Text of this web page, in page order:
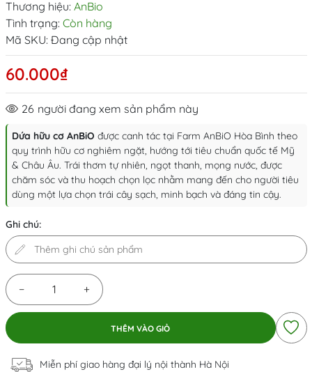
Thương hiệu: AnBio
Tình trạng: Còn hàng
Mã SKU: Đang cập nhật
60.000₫
26 người đang xem sản phẩm này
Dứa hữu cơ AnBiO được canh tác tại Farm AnBiO Hòa Bình theo
quy trình hữu cơ nghiêm ngặt, hướng tới tiêu chuẩn quốc tế Mỹ
& Châu Âu. Trái thơm tự nhiên, ngọt thanh, mọng nước, được
chăm sóc và thu hoạch chọn lọc nhằm mang đến cho người tiêu
dùng một lựa chọn trái cây sạch, minh bạch và đáng tin cậy.
Ghi chú:
− +
THÊM VÀO GIỎ
Miễn phí giao hàng đại lý nội thành Hà Nội